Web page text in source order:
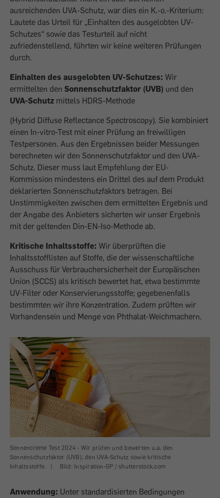
ausreichenden UVA-Schutz, war dies ein K.-o.-Kriterium:
Lautete das Urteil für „Einhalten des ausgelobten UV-
Schutzes“ sowie das Testurteil auf nicht
zufriedenstellend, führten wir keine weiteren Prüfungen
durch.
Einhalten des ausgelobten UV-Schutzes: Wir
ermittelten den Sonnenschutzfaktor (UVB) und den
UVA-Schutz mittels HDRS-Methode
(Hybrid Diffuse Reflectance Spectroscopy). Sie kombiniert
einen In-vitro-Test mit einer Prüfung an freiwilligen
Testpersonen. Aus den Ergebnissen beider Messungen
berechneten wir den Sonnenschutzfaktor und den UVA-
Schutz. Dieser muss laut Empfehlung der EU-
Kommission mindestens ein Drittel des auf dem Produkt
deklarierten Sonnenschutzfaktors betragen. Bei
Unstimmigkeiten zwischen dem ermittelten Ergebnis und
der Angabe des Anbieters sicherten wir unser Ergebnis
mit der geltenden Din-EN-Iso-Methode ab.
Kritische Inhaltsstoffe: Wir überprüften die
Inhaltsstofflisten auf Stoffe, die der wissenschaftliche
Ausschuss für Verbrauchersicherheit der Europäischen
Union (SCCS) als kritisch bewertet hat, etwa bestimmte
UV-Filter oder Konservierungsstoffe; gegebenenfalls
bestimmten wir ihre Konzentration. Zudem prüften wir
Vorhandensein und Menge von Phthalat-Weichmachern.
Sonnencreme Test 2024 - Wir prüfen und bewerten u.a. den
Sonnenschutzfaktor (UVB), den UVA-Schutz sowie kritische
Inhaltsstoffe.
| Bild: Inspiration-GP / shutterstock.com
Anwendung: Unter standardisierten Bedingungen